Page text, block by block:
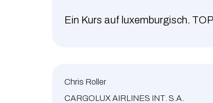
Ein Kurs auf luxemburgisch.
Chris Roller
CARGOLUX AIRLINES INT. S.A.